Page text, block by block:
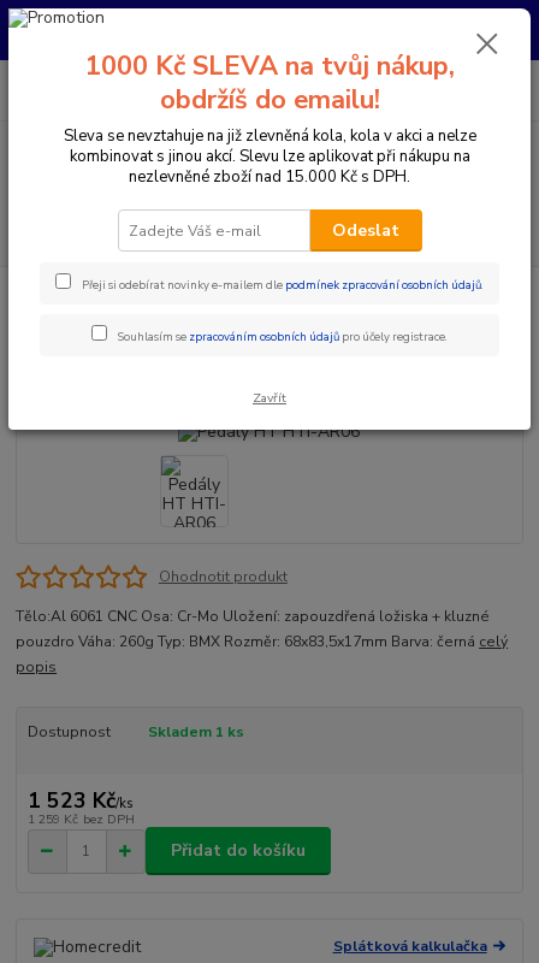
Pro nachystání kola / doplňků na prodejně si prosím zavolejte dopředu.
Menu
CZK
PO-PÁ 10:00-17:00 | SO: 9:00-12:00
Komponenty na kolo Pedály MTB / Enduro / Trail
Pedály
Ohodnotit produkt
Tělo:Al 6061 CNC Osa: Cr-Mo Uložení: zapouzdřená ložiska + kluzné
pouzdro Váha: 260g Typ: BMX Rozměr: 68x83,5x17mm Barva: černá celý
popis
Dostupnost Skladem 1 ks
1 523 Kč/ks
1 259 Kč bez DPH
Přidat do košíku
Splátková kalkulačka
1000 Kč SLEVA na tvůj nákup,
obdržíš do emailu!
Sleva se nevztahuje na již zlevněná kola, kola v akci a nelze
kombinovat s jinou akcí. Slevu lze aplikovat při nákupu na
nezlevněné zboží nad 15.000 Kč s DPH.
Odeslat
Přeji si odebírat novinky e-mailem dle podmínek zpracování osobních údajů.
Souhlasím se zpracováním osobních údajů pro účely registrace.
Zavřít